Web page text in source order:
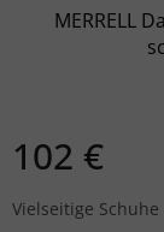
MERRELL
102 €
Vielseitige